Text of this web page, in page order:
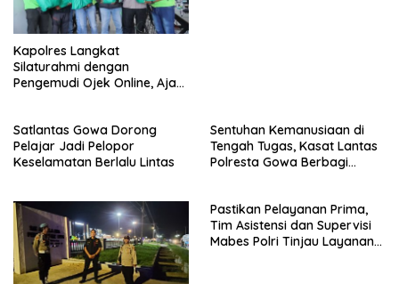
Kapolres Langkat
Silaturahmi dengan
Pengemudi Ojek Online, Ajak
Satlantas Gowa Dorong
Pelajar Jadi Pelopor
Keselamatan Berlalu Lintas
Sentuhan Kemanusiaan di
Tengah Tugas, Kasat Lantas
Polresta Gowa Berbagi
Pastikan Pelayanan Prima,
Tim Asistensi dan Supervisi
Mabes Polri Tinjau Layanan